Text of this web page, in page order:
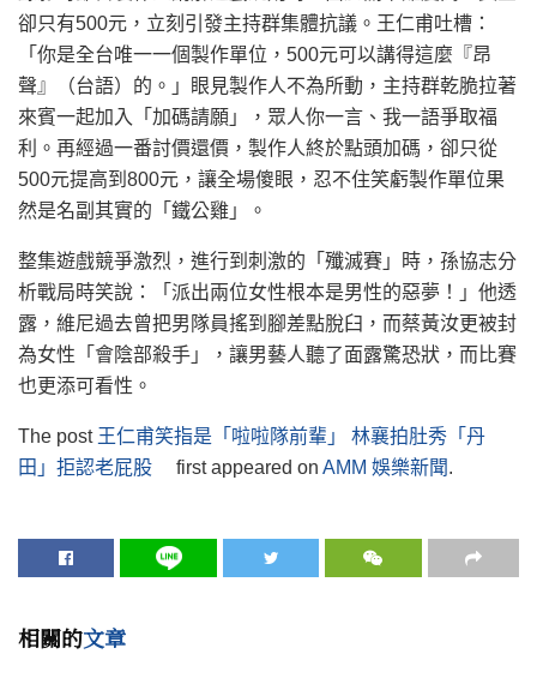
卻只有500元，立刻引發主持群集體抗議。王仁甫吐槽：
「你是全台唯一一個製作單位，500元可以講得這麼『昂
聲』（台語）的。」眼見製作人不為所動，主持群乾脆拉著
來賓一起加入「加碼請願」，眾人你一言、我一語爭取福
利。再經過一番討價還價，製作人終於點頭加碼，卻只從
500元提高到800元，讓全場傻眼，忍不住笑虧製作單位果
然是名副其實的「鐵公雞」。
整集遊戲競爭激烈，進行到刺激的「殲滅賽」時，孫協志分
析戰局時笑說：「派出兩位女性根本是男性的惡夢！」他透
露，維尼過去曾把男隊員搖到腳差點脫臼，而蔡黃汝更被封
為女性「會陰部殺手」，讓男藝人聽了面露驚恐狀，而比賽
也更添可看性。
The post 王仁甫笑指是「啦啦隊前輩」 林襄拍肚秀「丹
田」拒認老屁股
first appeared on AMM 娛樂新聞.
相關的文章